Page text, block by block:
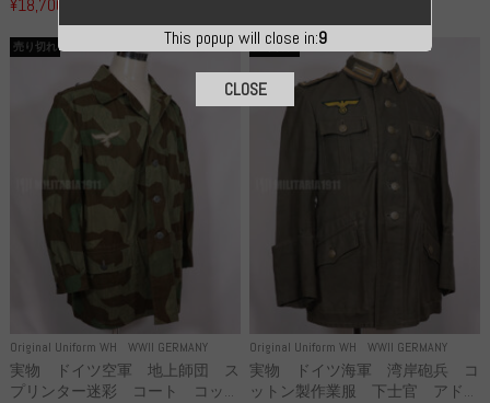
¥18,700
Original Uniform WH WWII GERMANY
売り切れ
実物 ドイツ空軍 地上師団 ス
プリンター迷彩 コート コッ...
Original Uniform WH WWII GERMANY
売り切れ
実物 ドイツ海軍 湾岸砲兵 コ
ットン製作業服 下士官 アド...
This popup will close in:7
CLOSE